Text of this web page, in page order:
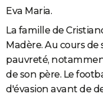
Eva Maria.
La famille de
Madère. Au cours
pauvreté,
de son père. Le
d'évasion avant de